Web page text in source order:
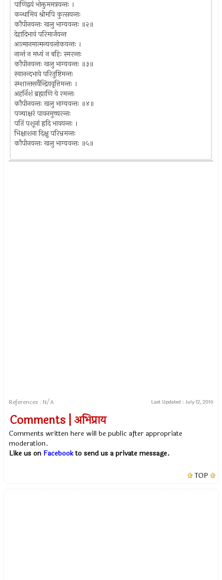
पाणिद्वयं भोक्तुममत्रयन्तः ।
कन्थामिव श्रीमपि कुत्सयन्तः
कौपीनवन्तः खलु भाग्यवन्तः ॥२॥
देहादिभावं परिमार्जयन्त
आत्मानमात्मन्यवलोकयन्तः ।
नान्तं न मध्यं न बहिः स्मरन्तः
कौपीनवन्तः खलु भाग्यवन्तः ॥३॥
स्वानन्दभावे परितुष्टिमन्तः
स्म्शान्तसर्वैन्द्रियवृत्तिमन्तः ।
अहर्निशं ब्रह्माणि ये रमन्तः
कौपीनवन्तः खलु भाग्यवन्तः ॥४॥
पञ्चाक्षरं पावनमुच्चरन्तः
पतिं पशूनां ह्रदि भावयन्तः ।
भिक्षाशना दिक्षु परिभ्रमन्तः
कौपीनवन्तः खलु भाग्यवन्तः ॥५॥
References : N/A Last Updated : July 12, 2016
Comments | अभिप्राय
Comments written here will be public after appropriate
moderation.
Like us on Facebookto send us a private message.
TOP